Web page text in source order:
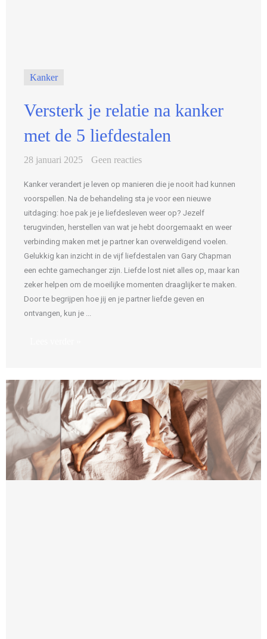
Kanker
Versterk je relatie na kanker
met de 5 liefdestalen
28 januari 2025 Geen reacties
Kanker verandert je leven op manieren die je nooit had kunnen
voorspellen. Na de behandeling sta je voor een nieuwe
uitdaging: hoe pak je je liefdesleven weer op? Jezelf
terugvinden, herstellen van wat je hebt doorgemaakt en weer
verbinding maken met je partner kan overweldigend voelen.
Gelukkig kan inzicht in de vijf liefdestalen van Gary Chapman
een echte gamechanger zijn. Liefde lost niet alles op, maar kan
zeker helpen om de moeilijke momenten draaglijker te maken.
Door te begrijpen hoe jij en je partner liefde geven en
ontvangen, kun je ...